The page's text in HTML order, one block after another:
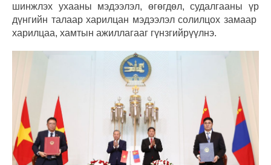
шинжлэх ухааны мэдээлэл, өгөгдөл, судалгааны үр
дүнгийн талаар харилцан мэдээлэл солилцох замаар
харилцаа, хамтын ажиллагааг гүнзгийрүүлнэ.